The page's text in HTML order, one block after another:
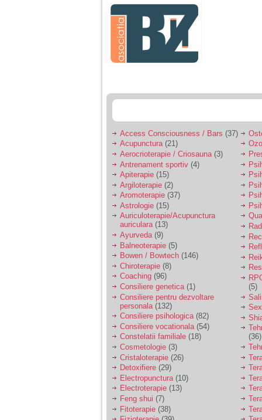
agresiva, orice
greseala era taxata cu
o palma sau pedepse.
De 4 ani am o relatie
serioasa cu un barbat
sa se manifeste o
Ma aflu aici pentru ca
vreau sa stiu daca am
nevoie de un psiholog
sau psihiatru.
Sunt casatorita, am
31 de ani si un copil in
varsta de 2 ani care
mi-e lumina ochilor.
De ceva timp simt ca
mi s-a adunat
oboseala, o oboseala
cronica de care nu pot
scapa si simt ca din
cauza ei nu pot
controla nervii si
cateodata are copilul
de suferit.
Am o bariera peste
care nu pot trece:
prietena mea a ramas
insarcinata cu o fata.
Am fost de comun
acord sa facem un
copil, cu gandul ca e
baiat.
Access Consciousness / Bars (37)
Acupunctura(21)
Aerocrioterapie / Criosauna (3)
Antrenament sportiv (4)
Apiterapie (15)
Argiloterapie (2)
Aromoterapie (37)
Astrologie (15)
Auriculoterapie/Acupunctura
auriculara(13)
Ayurveda(9)
Balneoterapie (5)
Bowen / Bowtech (146)
Chiroterapie (8)
Coaching (96)
Consiliere genetica(1)
Consiliere pentru dezvoltare
personala (132)
Consiliere psihologica(82)
Consiliere vocationala (54)
Constelatii familiale (18)
Cosmetologie (3)
Cristaloterapie (26)
Detoxifiere (29)
Electropunctura (10)
Electroterapie (13)
Feng shui (7)
Fitoterapie (38)
(5)
(36)